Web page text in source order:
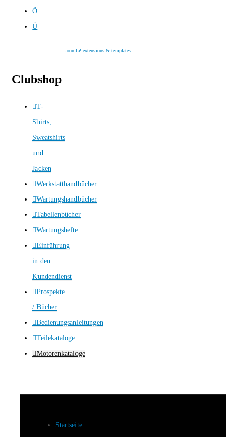
Ö
Ü
Joomla! extensions & templates
Clubshop
T-
Shirts,
Sweatshirts
und
Jacken
Werkstatthandbücher
Wartungshandbücher
Tabellenbücher
Wartungshefte
Einführung
in den
Kundendienst
Prospekte
/ Bücher
Bedienungsanleitungen
Teilekataloge
Motorenkataloge
Startseite